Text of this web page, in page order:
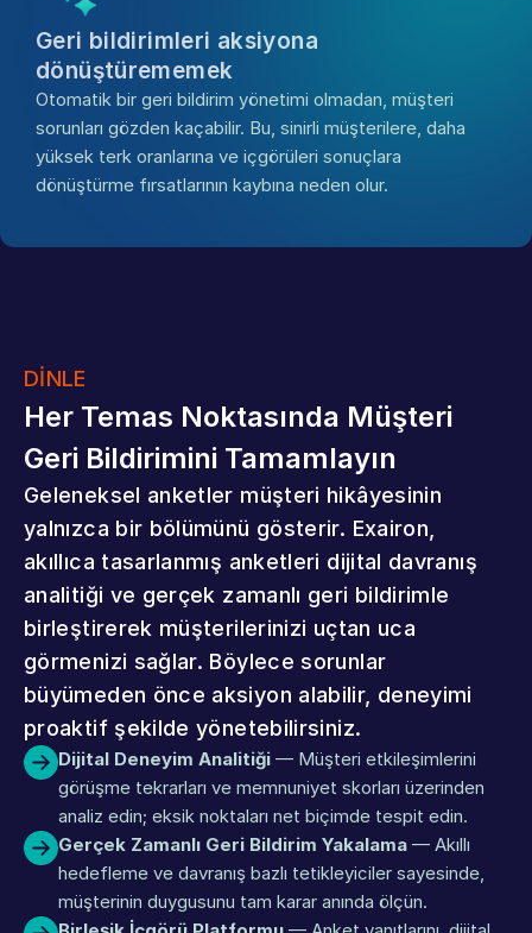
Geri bildirimleri aksiyona
dönüştürememek
Otomatik bir geri bildirim yönetimi olmadan, müşteri
sorunları gözden kaçabilir. Bu, sinirli müşterilere, daha
yüksek terk oranlarına ve içgörüleri sonuçlara
dönüştürme fırsatlarının kaybına neden olur.
DİNLE
Her Temas Noktasında Müşteri
Geri Bildirimini Tamamlayın
Geleneksel anketler müşteri hikâyesinin
yalnızca bir bölümünü gösterir. Exairon,
akıllıca tasarlanmış anketleri dijital davranış
analitiği ve gerçek zamanlı geri bildirimle
birleştirerek müşterilerinizi uçtan uca
görmenizi sağlar. Böylece sorunlar
büyümeden önce aksiyon alabilir, deneyimi
proaktif şekilde yönetebilirsiniz.
Dijital Deneyim Analitiği — Müşteri etkileşimlerini
görüşme tekrarları ve memnuniyet skorları üzerinden
analiz edin; eksik noktaları net biçimde tespit edin.
Gerçek Zamanlı Geri Bildirim Yakalama — Akıllı
hedefleme ve davranış bazlı tetikleyiciler sayesinde,
müşterinin duygusunu tam karar anında ölçün.